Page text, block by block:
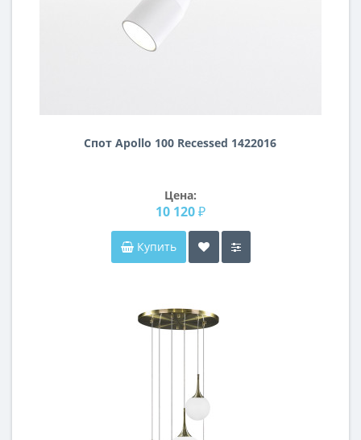
Спот Apollo 100 Recessed 1422016
Цена:
10 120 ₽
Купить